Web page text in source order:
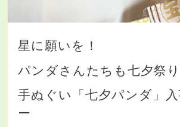
星に願いを！
パンダさんたちも七夕祭り.
手ぬぐい「七夕パンダ」
ー